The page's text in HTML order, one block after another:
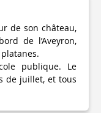
de son château,
de l’Aveyron,
publique. Le
de juillet, et tous